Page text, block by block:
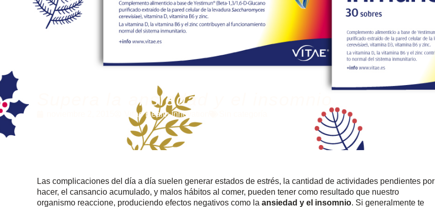
Supera la ansiedad y el insomnio
Vitae Health Innovation
Las complicaciones del día a día suelen generar estados de estrés, la cantidad de actividades pendientes por
hacer, el cansancio acumulado, y malos hábitos al comer, pueden tener como resultado que nuestro
organismo reaccione, produciendo efectos negativos como la ansiedad y el insomnio. Si generalmente te